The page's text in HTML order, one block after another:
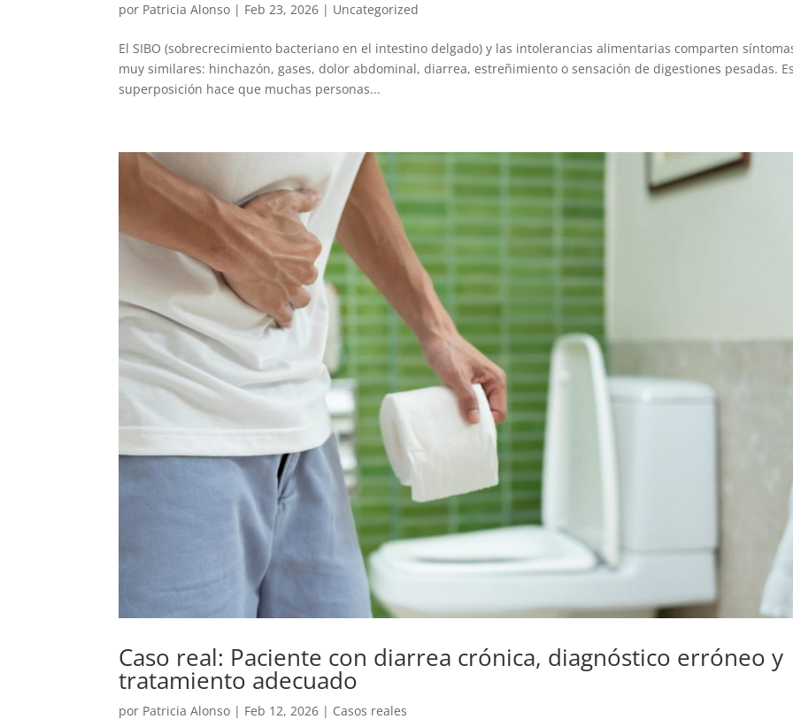
por Patricia Alonso | Feb 23, 2026 | Uncategorized
El SIBO (sobrecrecimiento bacteriano en el intestino delgado) y las intolerancias alimentarias comparten
muy similares: hinchazón, gases, dolor abdominal, diarrea, estreñimiento o sensación de digestiones pesadas.
superposición hace que muchas personas...
Caso real: Paciente con diarrea crónica, diagnóstico erróneo y
tratamiento adecuado
por Patricia Alonso | Feb 12, 2026 | Casos reales